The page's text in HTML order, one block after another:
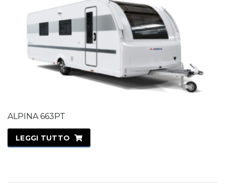
ALPINA 663PT
LEGGI TUTTO